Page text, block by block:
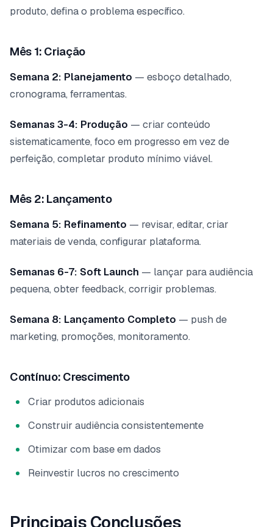
produto, defina o problema específico.
Mês 1: Criação
Semana 2: Planejamento — esboço detalhado,
cronograma, ferramentas.
Semanas 3-4: Produção — criar conteúdo
sistematicamente, foco em progresso em vez de
perfeição, completar produto mínimo viável.
Mês 2: Lançamento
Semana 5: Refinamento — revisar, editar, criar
materiais de venda, configurar plataforma.
Semanas 6-7: Soft Launch — lançar para audiência
pequena, obter feedback, corrigir problemas.
Semana 8: Lançamento Completo — push de
marketing, promoções, monitoramento.
Contínuo: Crescimento
Criar produtos adicionais
Construir audiência consistentemente
Otimizar com base em dados
Reinvestir lucros no crescimento
Principais Conclusões